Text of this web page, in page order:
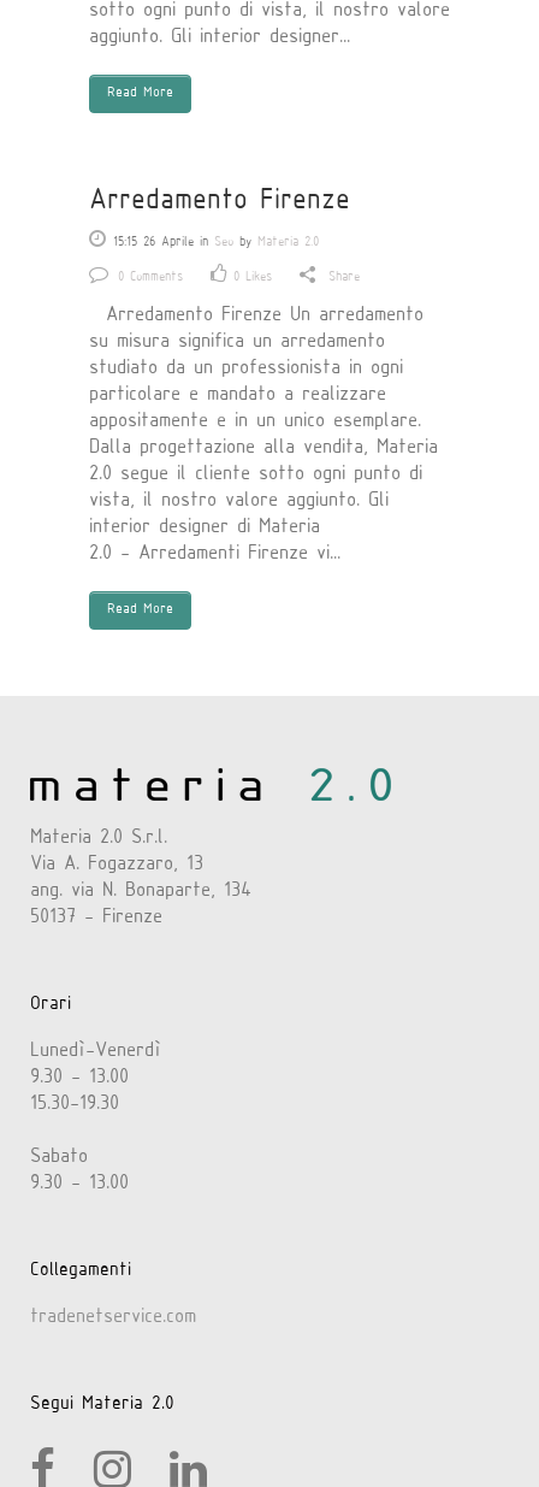
sotto ogni punto di vista, il nostro valore
aggiunto. Gli interior designer...
Read More
Arredamento Firenze
15:15 26 Aprile in Seo by Materia 2.0
0 Comments 0 Likes Share
Arredamento Firenze Un arredamento
su misura significa un arredamento
studiato da un professionista in ogni
particolare e mandato a realizzare
appositamente e in un unico esemplare.
Dalla progettazione alla vendita, Materia
2.0 segue il cliente sotto ogni punto di
vista, il nostro valore aggiunto. Gli
interior designer di Materia
2.0 - Arredamenti Firenze vi...
Read More
Materia 2.0 S.r.l.
Via A. Fogazzaro, 13
ang. via N. Bonaparte, 134
50137 - Firenze
Orari
Lunedì-Venerdì
9.30 - 13.00
15.30-19.30
Sabato
9.30 - 13.00
Collegamenti
tradenetservice.com
Segui Materia 2.0